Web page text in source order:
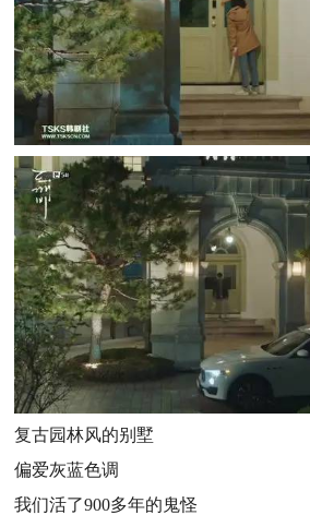
复古园林风的别墅
偏爱灰蓝色调
我们活了900多年的鬼怪